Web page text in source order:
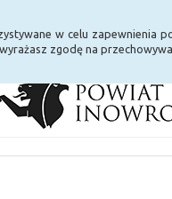
w celu zapewnienia
zgodę na